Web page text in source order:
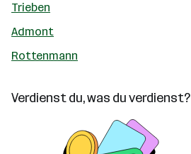
Trieben
Admont
Rottenmann
Verdienst du, was du verdienst?